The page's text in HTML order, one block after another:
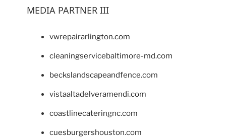
MEDIA PARTNER III
vwrepairarlington.com
cleaningservicebaltimore-md.com
beckslandscapeandfence.com
vistaaltadelveramendi.com
coastlinecateringnc.com
cuesburgershouston.com